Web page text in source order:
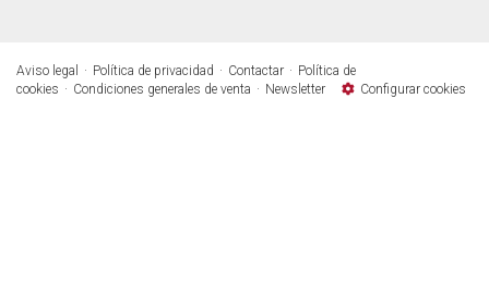
Aviso legal Política de privacidad Contactar
Política de
cookies
Condiciones generales de venta Newsletter Configurar cookies